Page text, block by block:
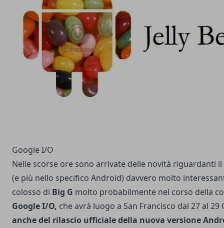
Google I/O
Nelle scorse ore sono arrivate delle novità riguardanti
(e più nello specifico Android) davvero molto
colosso di Big G molto probabilmente nel corso della
Google I/O, che avrà luogo a San Francisco dal 27 al
anche del rilascio ufficiale della nuova versione